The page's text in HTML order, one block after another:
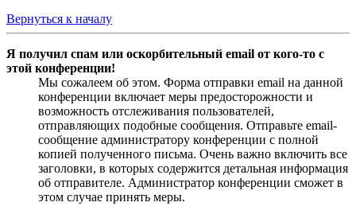
Вернуться к началу
Я получил спам или оскорбительный email от кого-то с
этой конференции!
Мы сожалеем об этом. Форма отправки email на данной
конференции включает меры предосторожности и
возможность отслеживания пользователей,
отправляющих подобные сообщения. Отправьте email-
сообщение администратору конференции с полной
копией полученного письма. Очень важно включить все
заголовки, в которых содержится детальная информация
об отправителе. Администратор конференции сможет в
этом случае принять меры.